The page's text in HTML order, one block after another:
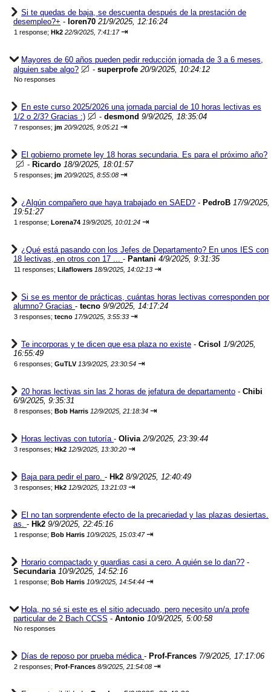
Si te quedas de baja, se descuenta después de la prestación de
desempleo?+ - loren70 21/9/2025, 12:16:24
1 response; Hk2 22/9/2025, 7:41:17 ⇥
Mayores de 60 años pueden pedir reducción jornada de 3 a 6 meses,
alguien sabe algo?
- superprofe 20/9/2025, 10:24:12
No responses
En este curso 2025/2026 una jornada parcial de 10 horas lectivas es
1/2 o 2/3? Gracias :)
- desmond 9/9/2025, 18:35:04
7 responses; jm 20/9/2025, 9:05:21 ⇥
El gobierno promete ley 18 horas secundaria. Es para el próximo año?
- Ricardo 18/9/2025, 18:01:57
5 responses; jm 20/9/2025, 8:55:08 ⇥
¿Algún compañero que haya trabajado en SAED? - PedroB 17/9/2025,
19:51:27
1 response; Lorena74 19/9/2025, 10:01:24 ⇥
¿Qué está pasando con los Jefes de Departamento? En unos IES con
18 lectivas, en otros con 17 ... - Pantani 4/9/2025, 9:31:35
11 responses; Lilaflowers 18/9/2025, 14:02:13 ⇥
Si se es mentor de prácticas, cuántas horas lectivas corresponden por
alumno? Gracias - tecno 9/9/2025, 14:17:24
3 responses; tecno 17/9/2025, 3:55:33 ⇥
Te incorporas y te dicen que esa plaza no existe - Crisol 1/9/2025,
16:55:49
6 responses; GuTLV 13/9/2025, 23:30:54 ⇥
20 horas lectivas sin las 2 horas de jefatura de departamento - Chibi
6/9/2025, 9:35:31
8 responses; Bob Harris 12/9/2025, 21:18:34 ⇥
Horas lectivas con tutoría - Olivia 2/9/2025, 23:39:44
3 responses; Hk2 12/9/2025, 13:30:20 ⇥
Baja para pedir el paro. - Hk2 8/9/2025, 12:40:49
3 responses; Hk2 12/9/2025, 13:21:03 ⇥
El no tan sorprendente efecto de la precariedad y las plazas desiertas.
as. - Hk2 9/9/2025, 22:45:16
1 response; Bob Harris 10/9/2025, 15:03:47 ⇥
Horario compactado y guardias casi a cero. A quién se lo dan?? -
Secundaria 10/9/2025, 14:52:16
1 response; Bob Harris 10/9/2025, 14:54:44 ⇥
Hola, no sé si este es el sitio adecuado, pero necesito un/a profe
particular de 2 Bach CCSS - Antonio 10/9/2025, 5:00:58
No responses
Días de reposo por prueba médica - Prof-Frances 7/9/2025, 17:17:06
2 responses; Prof-Frances 8/9/2025, 21:54:08 ⇥